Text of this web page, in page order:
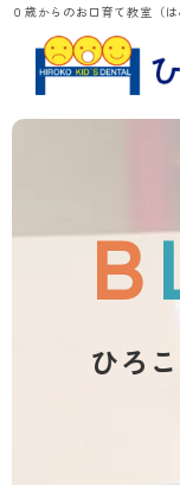
０歳からのお口育て教室（
ひろ